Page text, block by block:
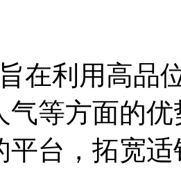
在利用高品
气等方面的
平台，拓宽